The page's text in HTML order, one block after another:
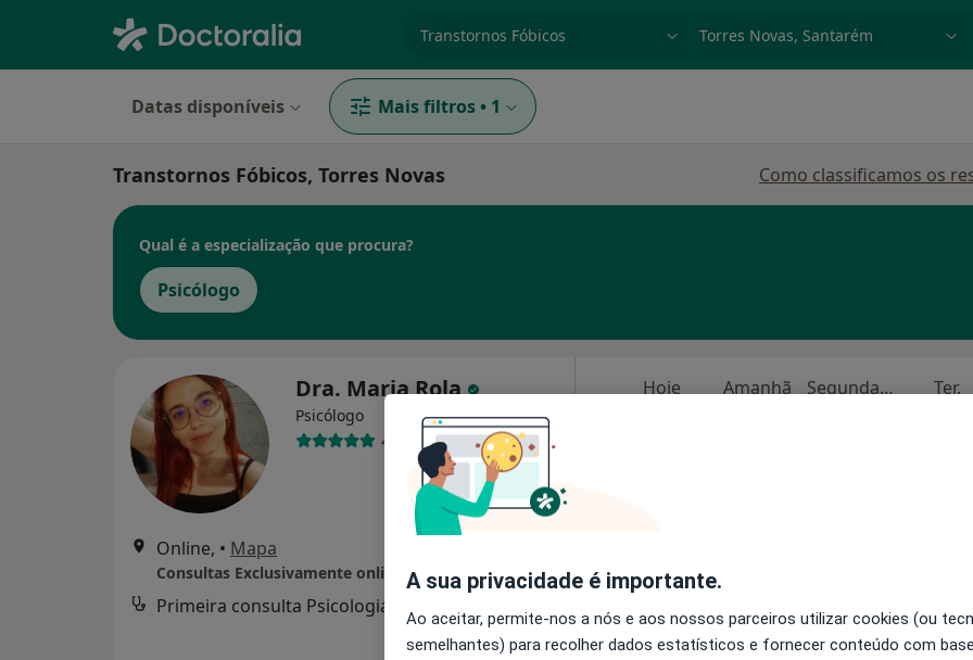
especialidade, doença ou nome
Datas disponíveis Mais filtros • 1
Transtornos Fóbicos, Torres Novas Como classificamos os
Qual é a especialização que procura?
Psicólogo
Dra. Maria Rola
Psicólogo
49 opiniões
Online, • Mapa
Consultas Exclusivamente online. Consulta por videochamada. Será utilizada a Google Meet. Próximo da hora da consulta enviarei o link para a o email fornecido por si.
Primeira consulta Psicologia
Hoje Amanhã Segunda-feira Ter,
A sua privacidade é importante.
Ao aceitar, permite-nos a nós e aos nossos parceiros utilizar cookies (ou
semelhantes) para recolher dados estatísticos e fornecer conteúdo com